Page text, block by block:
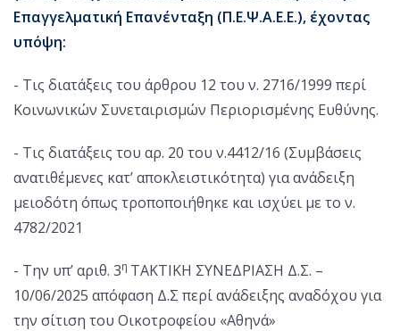
Επαγγελματική Επανένταξη (Π.Ε.Ψ.Α.Ε.Ε.), έχοντας
υπόψη:
- Τις διατάξεις του άρθρου 12 του ν. 2716/1999 περί
Κοινωνικών Συνεταιρισμών Περιορισμένης Ευθύνης.
- Τις διατάξεις του αρ. 20 του ν.4412/16 (Συμβάσεις
ανατιθέμενες κατ’ αποκλειστικότητα) για ανάδειξη
μειοδότη όπως τροποποιήθηκε και ισχύει με το ν.
4782/2021
- Την υπ’ αριθ. 3η ΤΑΚΤΙΚΗ ΣΥΝΕΔΡΙΑΣΗ Δ.Σ. –
10/06/2025 απόφαση Δ.Σ περί ανάδειξης αναδόχου για
την σίτιση του Οικοτροφείου «Αθηνά»